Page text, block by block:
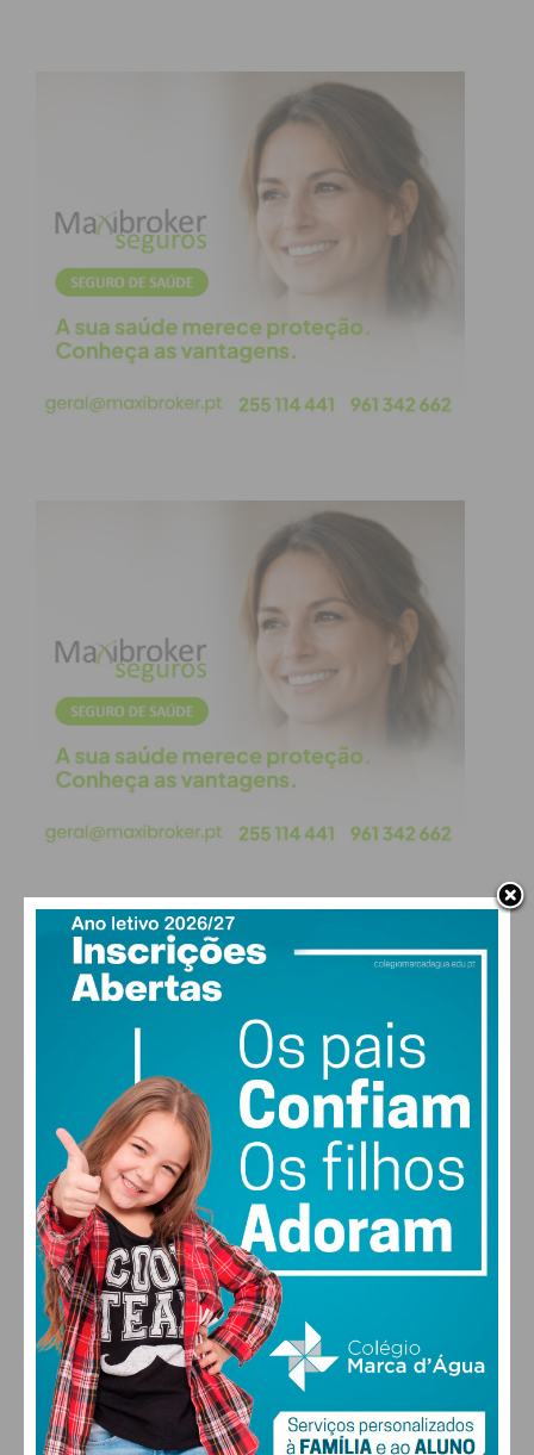
condições
PAÇOS DE FERREIRA
26°
58% humidade
vento: 5m/s O
MAX 26 • MIN 26
28°
DOM
30
SEG
30
TER
31 °
QUA
ALTERAR